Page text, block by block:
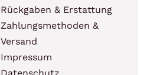
Rückgaben & Erstattung
Zahlungsmethoden &
Versand
Impressum